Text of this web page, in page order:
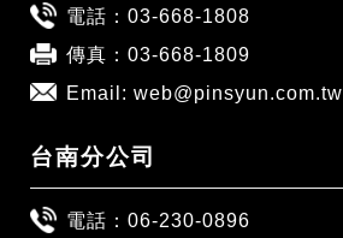
電話： 03-668-1808
傳真：03-668-1809
Email: web@pinsyun.com.tw
台南分公司
電話： 06-230-0896